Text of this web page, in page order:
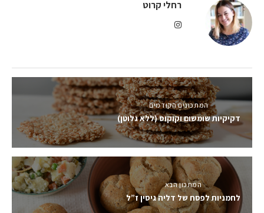
רחלי קרוט
המתכונים הקודמים
דקיקיות שומשום וקוקוס (ללא גלוטן)
המתכון הבא
לחמניות לפסח של דליה גיסין ז”ל